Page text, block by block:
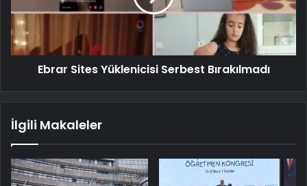
Ebrar Sites Yüklenicisi Serbest Bırakılmadı
İlgili Makaleler